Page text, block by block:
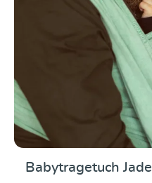
Babytragetuch Jade